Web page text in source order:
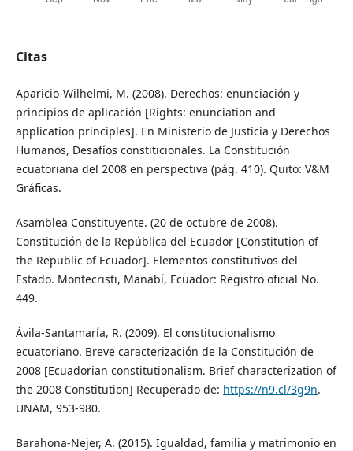
Citas
Aparicio-Wilhelmi, M. (2008). Derechos: enunciación y
principios de aplicación [Rights: enunciation and
application principles]. En Ministerio de Justicia y Derechos
Humanos, Desafíos constiticionales. La Constitución
ecuatoriana del 2008 en perspectiva (pág. 410). Quito: V&M
Gráficas.
Asamblea Constituyente. (20 de octubre de 2008).
Constitución de la República del Ecuador [Constitution of
the Republic of Ecuador]. Elementos constitutivos del
Estado. Montecristi, Manabí, Ecuador: Registro oficial No.
449.
Ávila-Santamaría, R. (2009). El constitucionalismo
ecuatoriano. Breve caracterización de la Constitución de
2008 [Ecuadorian constitutionalism. Brief characterization of
the 2008 Constitution] Recuperado de: https://n9.cl/3g9n.
UNAM, 953-980.
Barahona-Nejer, A. (2015). Igualdad, familia y matrimonio en